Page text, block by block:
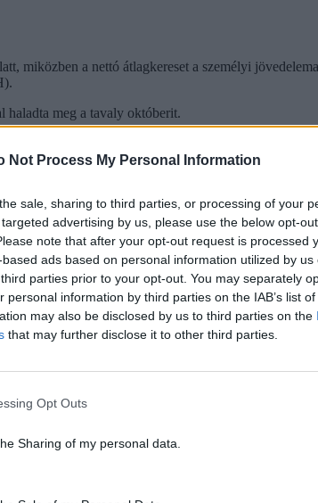
Not Process My Personal Information
sale, sharing to third parties, or processing of your
advertising by us, please use the below opt-
note that after your opt-out request is processed
ads based on personal information utilized by us
parties prior to your opt-out. You may separately
personal information by third parties on the IAB’s list
may also be disclosed by us to third parties on the
that may further disclose it to other third parties.
Opt Outs
Sharing of my personal data.
miközben a nettó átlagkereset a személyi
haladta meg a tavaly októberit.
a költségvetési szektorban 9,4, illetve 11,0
hanem a jelenlegi oktatási szerkezet